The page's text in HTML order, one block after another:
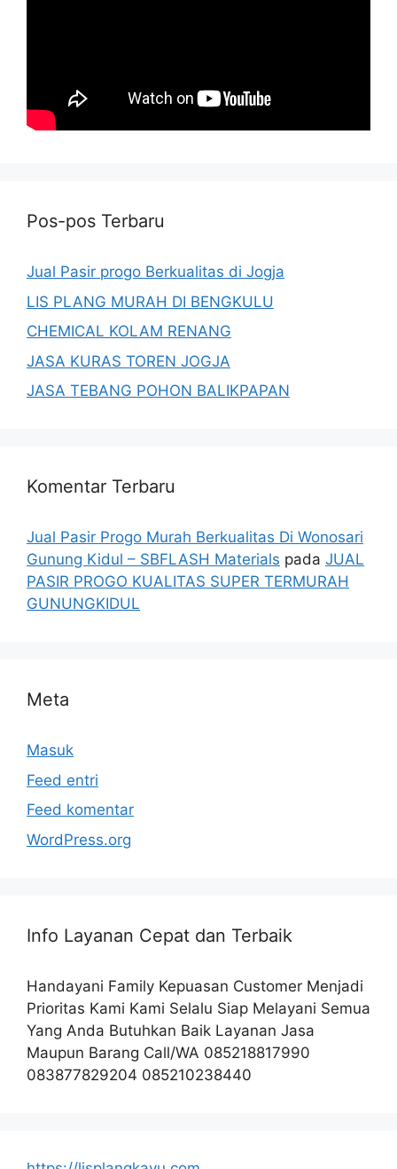
Pos-pos Terbaru
Jual Pasir progo Berkualitas di Jogja
LIS PLANG MURAH DI BENGKULU
CHEMICAL KOLAM RENANG
JASA KURAS TOREN JOGJA
JASA TEBANG POHON BALIKPAPAN
Komentar Terbaru
Jual Pasir Progo Murah Berkualitas Di Wonosari
Gunung Kidul – SBFLASH Materials pada JUAL
PASIR PROGO KUALITAS SUPER TERMURAH
GUNUNGKIDUL
Meta
Masuk
Feed entri
Feed komentar
WordPress.org
Info Layanan Cepat dan Terbaik
Handayani Family Kepuasan Customer Menjadi
Prioritas Kami Kami Selalu Siap Melayani Semua
Yang Anda Butuhkan Baik Layanan Jasa
Maupun Barang Call/WA 085218817990
083877829204 085210238440